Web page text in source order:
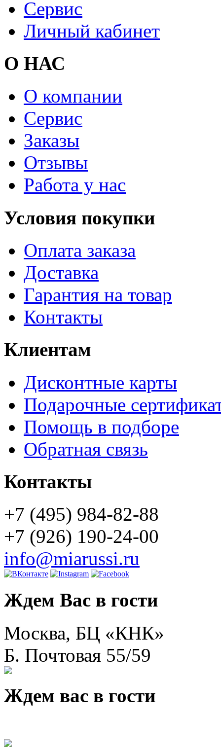
Сервис
Личный кабинет
О НАС
О компании
Сервис
Заказы
Отзывы
Работа у нас
Условия покупки
Оплата заказа
Доставка
Гарантия на товар
Контакты
Клиентам
Дисконтные карты
Подарочные
Помощь в подборе
Обратная связь
Контакты
+7 (495) 984-82-88
+7 (926) 190-24-00
info@miarussi.ru
Ждем Вас в гости
Москва, БЦ «КНК»
Б. Почтовая 55/59
Ждем вас в гости